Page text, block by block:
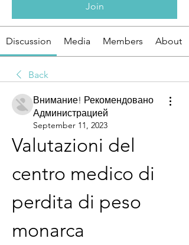
Join
Discussion Media Members About
Back
Внимание! Рекомендовано
Администрацией
September 11, 2023
Valutazioni del
centro medico di
perdita di peso
monarca